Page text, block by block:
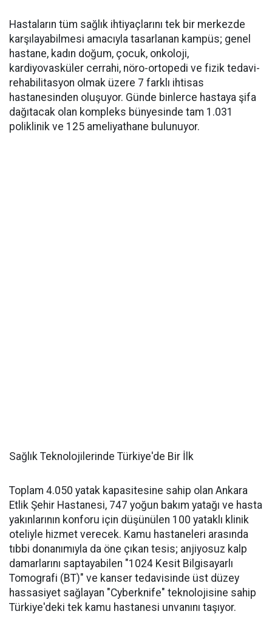
Hastaların tüm sağlık ihtiyaçlarını tek bir merkezde
karşılayabilmesi amacıyla tasarlanan kampüs; genel
hastane, kadın doğum, çocuk, onkoloji,
kardiyovasküler cerrahi, nöro-ortopedi ve fizik tedavi-
rehabilitasyon olmak üzere 7 farklı ihtisas
hastanesinden oluşuyor. Günde binlerce hastaya şifa
dağıtacak olan kompleks bünyesinde tam 1.031
poliklinik ve 125 ameliyathane bulunuyor.
Sağlık Teknolojilerinde Türkiye'de Bir İlk
Toplam 4.050 yatak kapasitesine sahip olan Ankara
Etlik Şehir Hastanesi, 747 yoğun bakım yatağı ve hasta
yakınlarının konforu için düşünülen 100 yataklı klinik
oteliyle hizmet verecek. Kamu hastaneleri arasında
tıbbi donanımıyla da öne çıkan tesis; anjiyosuz kalp
damarlarını saptayabilen "1024 Kesit Bilgisayarlı
Tomografi (BT)" ve kanser tedavisinde üst düzey
hassasiyet sağlayan "Cyberknife" teknolojisine sahip
Türkiye'deki tek kamu hastanesi unvanını taşıyor.